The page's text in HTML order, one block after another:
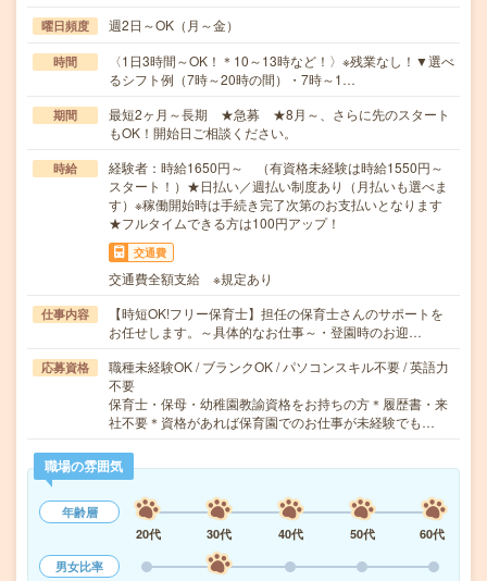
曜日頻度 週2日～OK（月～金）
時間
〈1日3時間～OK！＊10～13時など！〉※残業なし！▼選べ
るシフト例（7時～20時の間）・7時～1…
期間
最短2ヶ月～長期 ★急募 ★8月～、さらに先のスタート
もOK！開始日ご相談ください。
時給
経験者：時給1650円～ （有資格未経験は時給1550円～
スタート！）★日払い／週払い制度あり（月払いも選べま
す）※稼働開始時は手続き完了次第のお支払いとなります
★フルタイムできる方は100円アップ！
交通費
交通費全額支給 ※規定あり
仕事内容
【時短OK!フリー保育士】担任の保育士さんのサポートを
お任せします。～具体的なお仕事～・登園時のお迎…
応募資格
職種未経験OK / ブランクOK / パソコンスキル不要 / 英語力
不要
保育士・保母・幼稚園教諭資格をお持ちの方＊履歴書・来
社不要＊資格があれば保育園でのお仕事が未経験でも…
職場の雰囲気
年齢層
20代
30代 40代 50代
60代
男女比率